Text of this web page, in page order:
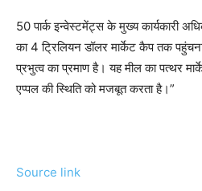
50 पार्क इन्वेस्टमेंट्स के मुख्य कार्यकारी
का 4 ट्रिलियन डॉलर मार्केट कैप तक
प्रभुत्व का प्रमाण है। यह मील का पत्थर
एप्पल की स्थिति को मजबूत करता है।”
Source link